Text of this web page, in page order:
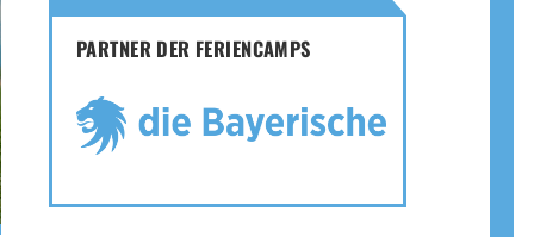
PARTNER DER FERIENCAMPS